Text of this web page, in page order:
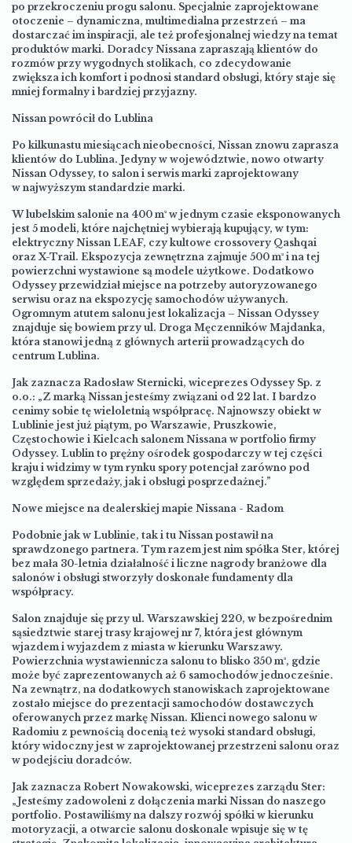
po przekroczeniu progu salonu. Specjalnie zaprojektowane
otoczenie – dynamiczna, multimedialna przestrzeń – ma
dostarczać im inspiracji, ale też profesjonalnej wiedzy na temat
produktów marki. Doradcy Nissana zapraszają klientów do
rozmów przy wygodnych stolikach, co zdecydowanie
zwiększa ich komfort i podnosi standard obsługi, który staje się
mniej formalny i bardziej przyjazny.
Nissan powrócił do Lublina
Po kilkunastu miesiącach nieobecności, Nissan znowu zaprasza
klientów do Lublina. Jedyny w województwie, nowo otwarty
Nissan Odyssey, to salon i serwis marki zaprojektowany
w najwyższym standardzie marki.
W lubelskim salonie na 400 m² w jednym czasie eksponowanych
jest 5 modeli, które najchętniej wybierają kupujący, w tym:
elektryczny Nissan LEAF, czy kultowe crossovery Qashqai
oraz X-Trail. Ekspozycja zewnętrzna zajmuje 500 m² i na tej
powierzchni wystawione są modele użytkowe. Dodatkowo
Odyssey przewidział miejsce na potrzeby autoryzowanego
serwisu oraz na ekspozycję samochodów używanych.
Ogromnym atutem salonu jest lokalizacja – Nissan Odyssey
znajduje się bowiem przy ul. Droga Męczenników Majdanka,
która stanowi jedną z głównych arterii prowadzących do
centrum Lublina.
Jak zaznacza Radosław Sternicki, wiceprezes Odyssey Sp. z
o.o.: „Z marką Nissan jesteśmy związani od 22 lat. I bardzo
cenimy sobie tę wieloletnią współpracę. Najnowszy obiekt w
Lublinie jest już piątym, po Warszawie, Pruszkowie,
Częstochowie i Kielcach salonem Nissana w portfolio firmy
Odyssey. Lublin to prężny ośrodek gospodarczy w tej części
kraju i widzimy w tym rynku spory potencjał zarówno pod
względem sprzedaży, jak i obsługi posprzedażnej.”
Nowe miejsce na dealerskiej mapie Nissana - Radom
Podobnie jak w Lublinie, tak i tu Nissan postawił na
sprawdzonego partnera. Tym razem jest nim spółka Ster, której
bez mała 30-letnia działalność i liczne nagrody branżowe dla
salonów i obsługi stworzyły doskonałe fundamenty dla
współpracy.
Salon znajduje się przy ul. Warszawskiej 220, w bezpośrednim
sąsiedztwie starej trasy krajowej nr 7, która jest głównym
wjazdem i wyjazdem z miasta w kierunku Warszawy.
Powierzchnia wystawiennicza salonu to blisko 350 m², gdzie
może być zaprezentowanych aż 6 samochodów jednocześnie.
Na zewnątrz, na dodatkowych stanowiskach zaprojektowane
zostało miejsce do prezentacji samochodów dostawczych
oferowanych przez markę Nissan. Klienci nowego salonu w
Radomiu z pewnością docenią też wysoki standard obsługi,
który widoczny jest w zaprojektowanej przestrzeni salonu oraz
w podejściu doradców.
Jak zaznacza Robert Nowakowski, wiceprezes zarządu Ster:
„Jesteśmy zadowoleni z dołączenia marki Nissan do naszego
portfolio. Postawiliśmy na dalszy rozwój spółki w kierunku
motoryzacji, a otwarcie salonu doskonale wpisuje się w tę